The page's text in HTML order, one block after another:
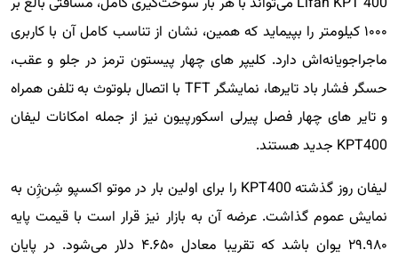
۱۰۰۰ کیلومتر را بپیماید که همین، نشان از تناسب کامل آن با کاربری
ماجراجویانه‌اش دارد. کلیپر های چهار پیستون ترمز در جلو و عقب،
حسگر فشار باد تایرها، نمایشگر TFT با اتصال بلوتوث به تلفن همراه
و تایر های چهار فصل پیرلی اسکورپیون نیز از جمله امکانات لیفان
KPT400 جدید هستند.
لیفان روز گذشته KPT400 را برای اولین بار در موتو اکسپو شِن‌ژِن به
نمایش عموم گذاشت. عرضه آن به بازار نیز قرار است با قیمت پایه
۲۹.۹۸۰ یوان باشد که تقریبا معادل ۴.۶۵۰ دلار می‌شود. در پایان